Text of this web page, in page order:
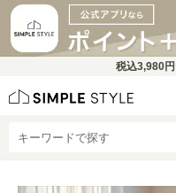
税込3,980円